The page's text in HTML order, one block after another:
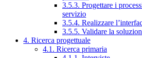
3.5.3. Progettare i
servizio
3.5.4. Realizzare
3.5.5. Validare la
4. Ricerca progettuale
4.1. Ricerca primaria